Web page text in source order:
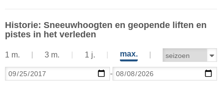
Historie: Sneeuwhoogten en geopende liften en
pistes in het verleden
1 m. 3 m. 1 j. max.
-